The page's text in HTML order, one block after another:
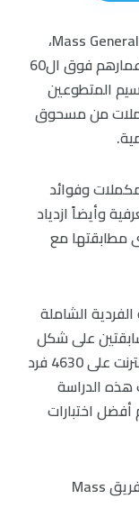
أجرى باحثون، بقيادة فريق من Mass General Brigham،
اختبارات معرفيّة على 573 مشارك ممن أعمارهم فوق ال60
المتطوعين
من مسحوق
وفوائد
وأيضاً ازدياد
مطابقتها مع
الشاملة
على شكل
اختبارات تمت عبر الاتصالات الهاتفية والإنترنت على 4630 فرد
عامًا، أظهرت هذه الدراسة
اختبارات
“يقول الطبيب النفسي Chirag Vyas من فريق Mass